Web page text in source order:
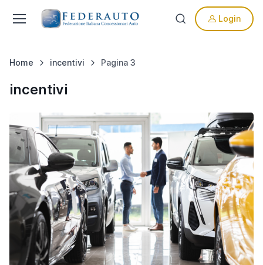
Login
Home incentivi Pagina 3
incentivi